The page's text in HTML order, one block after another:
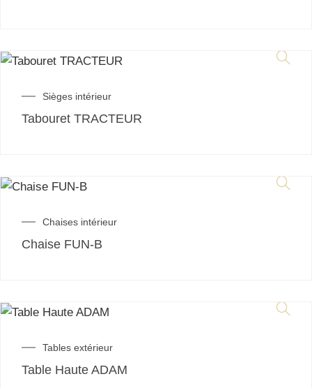
Sièges intérieur
Tabouret TRACTEUR
Chaises intérieur
Chaise FUN-B
Tables extérieur
Table Haute ADAM